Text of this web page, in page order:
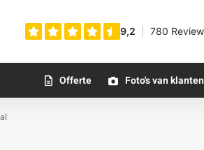
Offerte Foto's van klanten